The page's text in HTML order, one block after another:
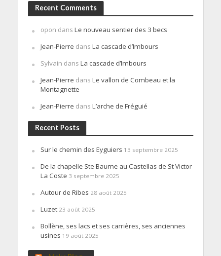
Recent Comments
opon dans Le nouveau sentier des 3 becs
Jean-Pierre dans La cascade d’Imbours
Sylvain dans La cascade d’Imbours
Jean-Pierre dans Le vallon de Combeau et la
Montagnette
Jean-Pierre dans L’arche de Fréguié
Recent Posts
Sur le chemin des Eyguiers 13 septembre 2025
De la chapelle Ste Baume au Castellas de St Victor
La Coste 3 septembre 2025
Autour de Ribes 28 août 2025
Luzet 23 août 2025
Bollène, ses lacs et ses carrières, ses anciennes
usines 19 août 2025